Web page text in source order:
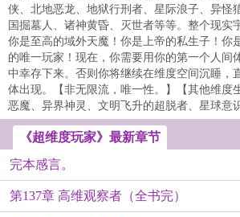
侠、北地恶龙、地狱行刑者、星际浪子、异怪
国掘墓人、诸神黄昏、灭世者等等。整个现实
你是至高的域外天魔！你是上帝的私生子！你
的唯一玩家！现在，你需要用你的第一个人间
中幸存下来。否则你将继续在维度空间沉睡，
体出现。【非无限流，唯一性。】【其他维度
恶魔、异界神灵、文明飞升的超脱者、星球意
《超维度玩家》最新章节
完本感言。
第137章 高维观察者（全书完）